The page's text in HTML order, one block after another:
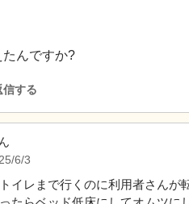
たんですか?
信する
6/3
イレまで行くのに利用者さんが